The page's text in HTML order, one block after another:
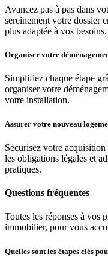
Avancez pas à pas dans
sereinement votre dossier
plus adaptée à vos besoins.
Organiser votre
Simplifiez chaque étape
organiser votre
votre installation.
Assurer votre nouveau
Sécurisez votre acquisition
les obligations légales et
pratiques.
Questions fréquentes
Toutes les réponses à vos
immobilier, pour vous
Quelles sont les étapes clés